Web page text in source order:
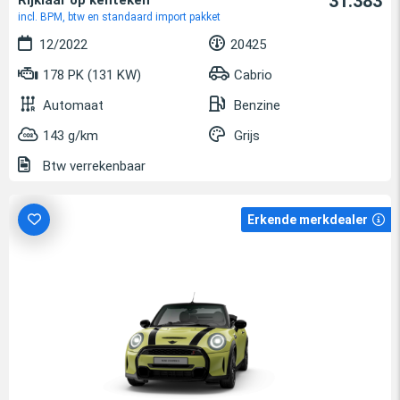
incl. BPM, btw en standaard import pakket
12/2022
20425
178 PK (131 KW)
Cabrio
Automaat
Benzine
143 g/km
Grijs
Btw verrekenbaar
Erkende merkdealer